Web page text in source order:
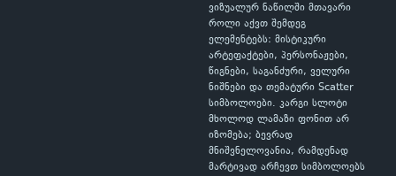
ვიზუალურ ნაწილში მთავარი
როლი აქვთ შემდეგ
ელემენტებს: მისტიკური
არტეფაქტები, პერსონაჟები,
წიგნები, საგანძური, ველური
ნიშნები და თემატური Scatter
სიმბოლოები. კარგი სლოტი
მხოლოდ ლამაზი ფონით არ
იზომება; ბევრად
მნიშვნელოვანია, რამდენად
მარტივად არჩევთ სიმბოლოებს